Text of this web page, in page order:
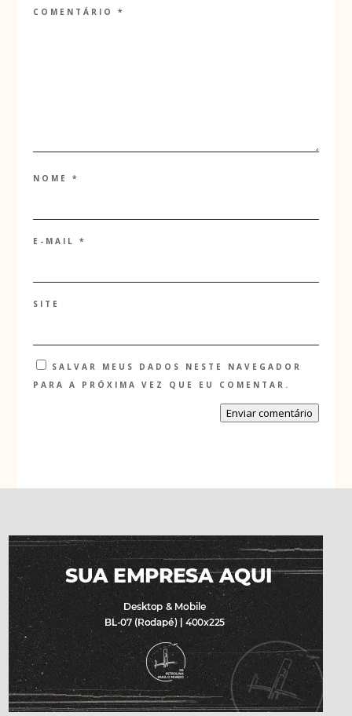
COMENTÁRIO*
NOME*
E-MAIL*
SITE
SALVAR MEUS DADOS NESTE NAVEGADOR
PARA A PRÓXIMA VEZ QUE EU COMENTAR.
Enviar comentário